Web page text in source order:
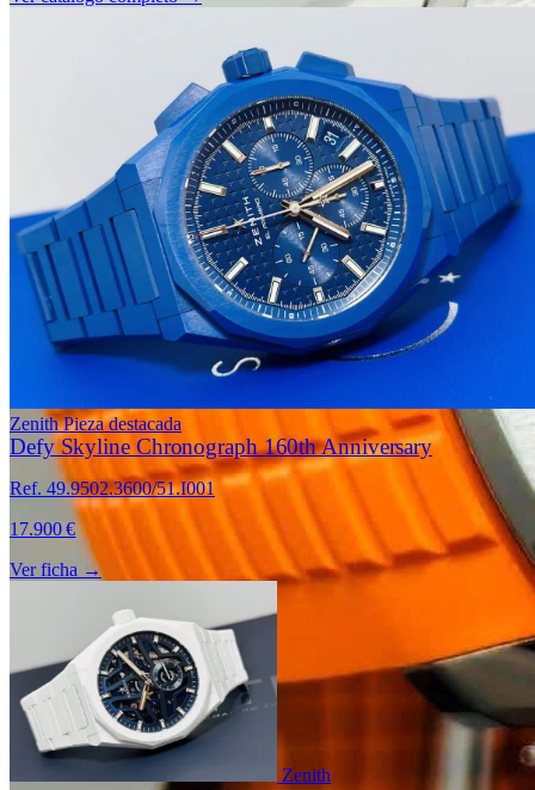
Zenith Pieza destacada
Defy Skyline Chronograph 160th Anniversary
Ref. 49.9502.3600/51.I001
17.900 €
Ver ficha →
Zenith